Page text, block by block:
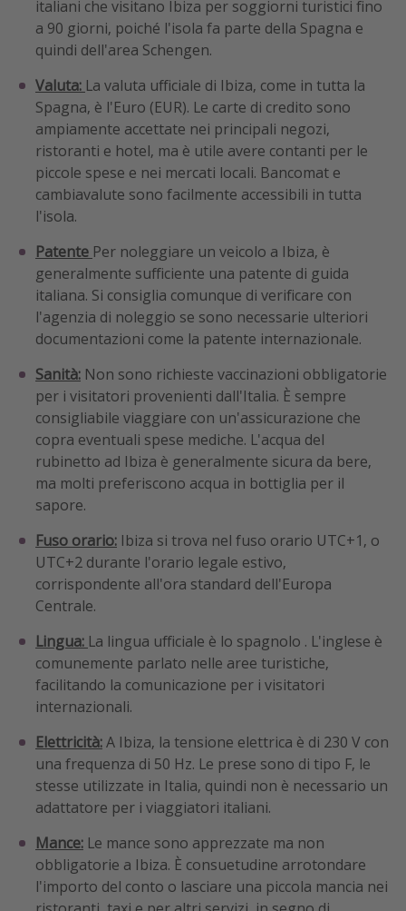
italiani che visitano Ibiza per soggiorni turistici fino
a 90 giorni, poiché l'isola fa parte della Spagna e
quindi dell'area Schengen.
Valuta: La valuta ufficiale di Ibiza, come in tutta la
Spagna, è l'Euro (EUR). Le carte di credito sono
ampiamente accettate nei principali negozi,
ristoranti e hotel, ma è utile avere contanti per le
piccole spese e nei mercati locali. Bancomat e
cambiavalute sono facilmente accessibili in tutta
l'isola.
Patente Per noleggiare un veicolo a Ibiza, è
generalmente sufficiente una patente di guida
italiana. Si consiglia comunque di verificare con
l'agenzia di noleggio se sono necessarie ulteriori
documentazioni come la patente internazionale.
Sanità: Non sono richieste vaccinazioni obbligatorie
per i visitatori provenienti dall'Italia. È sempre
consigliabile viaggiare con un'assicurazione che
copra eventuali spese mediche. L'acqua del
rubinetto ad Ibiza è generalmente sicura da bere,
ma molti preferiscono acqua in bottiglia per il
sapore.
Fuso orario: Ibiza si trova nel fuso orario UTC+1, o
UTC+2 durante l'orario legale estivo,
corrispondente all'ora standard dell'Europa
Centrale.
Lingua: La lingua ufficiale è lo spagnolo . L'inglese è
comunemente parlato nelle aree turistiche,
facilitando la comunicazione per i visitatori
internazionali.
Elettricità:A Ibiza, la tensione elettrica è di 230 V con
una frequenza di 50 Hz. Le prese sono di tipo F, le
stesse utilizzate in Italia, quindi non è necessario un
adattatore per i viaggiatori italiani.
Mance: Le mance sono apprezzate ma non
obbligatorie a Ibiza. È consuetudine arrotondare
l'importo del conto o lasciare una piccola mancia nei